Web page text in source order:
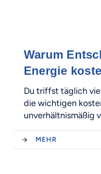
Warum
Energie
Du triffst täglich
die wichtigen
unverhältnismäßig
MEHR